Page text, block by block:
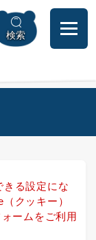
検索
る設定にな
クッキー）
ームをご利用